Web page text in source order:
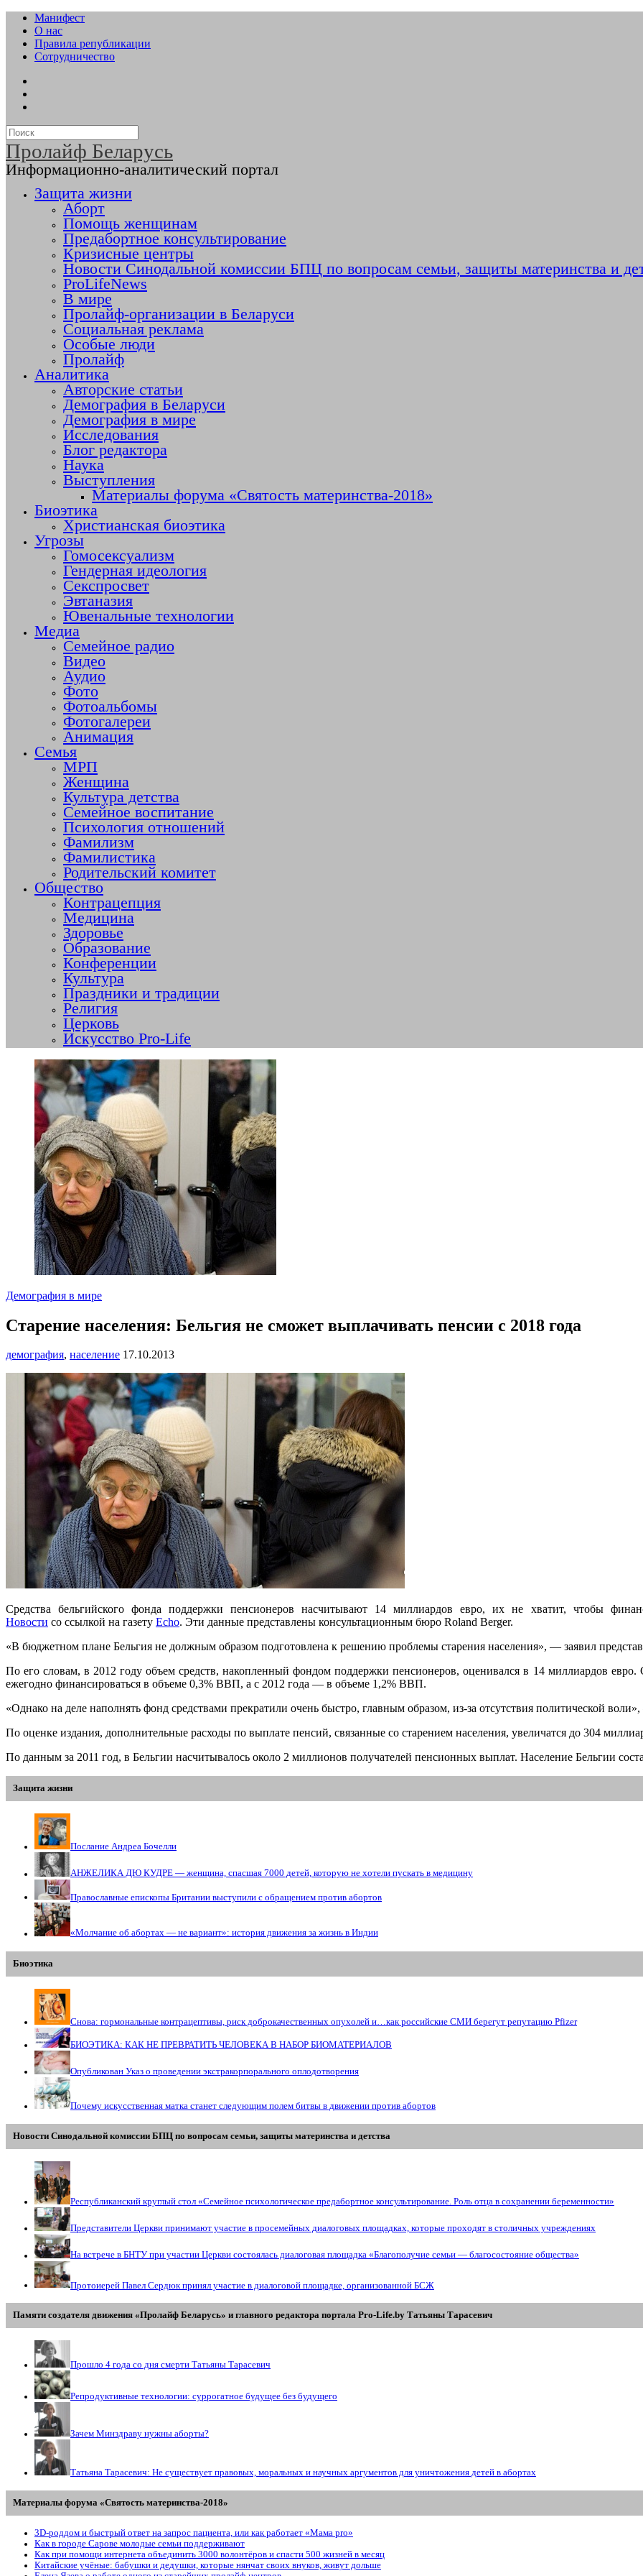
Манифест
О нас
Правила републикации
Сотрудничество
Пролайф Беларусь
Информационно-аналитический портал
Защита жизни
Аборт
Помощь женщинам
Предабортное консультирование
Кризисные центры
Новости Синодальной комиссии БПЦ по вопросам семьи, защиты материнства и
ProLifeNews
В мире
Пролайф-организации в Беларуси
Социальная реклама
Особые люди
Пролайф
Аналитика
Авторские статьи
Демография в Беларуси
Демография в мире
Исследования
Блог редактора
Наука
Выступления
Материалы форума «Святость материнства-2018»
Биоэтика
Христианская биоэтика
Угрозы
Гомосексуализм
Гендерная идеология
Секспросвет
Эвтаназия
Ювенальные технологии
Медиа
Семейное радио
Видео
Аудио
Фото
Фотоальбомы
Фотогалереи
Анимация
Семья
МРП
Женщина
Культура детства
Семейное воспитание
Психология отношений
Фамилизм
Фамилистика
Родительский комитет
Общество
Контрацепция
Медицина
Здоровье
Образование
Конференции
Культура
Праздники и традиции
Религия
Церковь
Искусство Pro-Life
Демография в мире
Старение населения: Бельгия не сможет выплачивать пенсии с 2018 года
демография, население 17.10.2013
Средства бельгийского фонда поддержки пенсионеров насчитывают 14 миллиардов евро, их не хватит, чтобы
Новости со ссылкой на газету Echo. Эти данные представлены консультационным бюро Roland Berger.
«В бюджетном плане Бельгия не должным образом подготовлена к решению проблемы старения населения», — заявил
По его словам, в 2012 году объем средств, накопленный фондом поддержки пенсионеров, оценивался в 14 миллиардов
ежегодно финансироваться в объеме 0,3% ВВП, а с 2012 года — в объеме 1,2% ВВП.
«Однако на деле наполнять фонд средствами прекратили очень быстро, главным образом, из-за отсутствия политической
По оценке издания, дополнительные расходы по выплате пенсий, связанные со старением населения, увеличатся до 304
По данным за 2011 год, в Бельгии насчитывалось около 2 миллионов получателей пенсионных выплат. Население Бельгии
Защита жизни
Послание Андреа Бочелли
АНЖЕЛИКА ДЮ КУДРЕ — женщина, спасшая 7000 детей, которую не хотели пускать в медицину
Православные епископы Британии выступили с обращением против абортов
«Молчание об абортах — не вариант»: история движения за жизнь в Индии
Биоэтика
Снова: гормональные контрацептивы, риск доброкачественных опухолей и…как российские СМИ берегут репутацию Pfizer
БИОЭТИКА: КАК НЕ ПРЕВРАТИТЬ ЧЕЛОВЕКА В НАБОР БИОМАТЕРИАЛОВ
Опубликован Указ о проведении экстракорпорального оплодотворения
Почему искусственная матка станет следующим полем битвы в движении против абортов
Новости Синодальной комиссии БПЦ по вопросам семьи, защиты материнства и детства
Республиканский круглый стол «Семейное психологическое предабортное консультирование. Роль отца в сохранении беременности»
Представители Церкви принимают участие в просемейных диалоговых площадках, которые проходят в столичных учреждениях
На встрече в БНТУ при участии Церкви состоялась диалоговая площадка «Благополучие семьи — благосостояние общества»
Протоиерей Павел Сердюк принял участие в диалоговой площадке, организованной БСЖ
Памяти создателя движения «Пролайф Беларусь» и главного редактора портала Pro-Life.by Tатьяны Tарасевич
Прошло 4 года со дня смерти Татьяны Тарасевич
Репродуктивные технологии: суррогатное будущее без будущего
Зачем Минздраву нужны аборты?
Татьяна Тарасевич: Не существует правовых, моральных и научных аргументов для уничтожения детей в абортах
Материалы форума «Святость материнства-2018»
3D-роддом и быстрый ответ на запрос пациента, или как работает «Мама prо»
Как в городе Сарове молодые семьи поддерживают
Как при помощи интернета объединить 3000 волонтёров и спасти 500 жизней в месяц
Китайские учёные: бабушки и дедушки, которые нянчат своих внуков, живут дольше